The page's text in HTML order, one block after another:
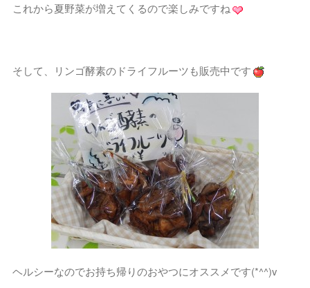
これから夏野菜が増えてくるので楽しみですね
そして、リンゴ酵素のドライフルーツも販売中です
ヘルシーなのでお持ち帰りのおやつにオススメです(*^^)v